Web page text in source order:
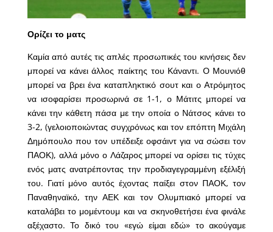
Ορίζει το ματς
Καμία από αυτές τις απλές προσωπικές του κινήσεις δεν
μπορεί να κάνει άλλος παίκτης του Κάναντι. Ο Μουνιόθ
μπορεί να βρει ένα καταπληκτικό σουτ και ο Ατρόμητος
να ισοφαρίσει προσωρινά σε 1-1, ο Μάτιτς μπορεί να
κάνει την κάθετη πάσα με την οποία ο Νάτσος κάνει το
3-2, (γελοιοποιώντας συγχρόνως και τον επόπτη Μιχάλη
Δημόπουλο που τον υπέδειξε οφσάιντ για να σώσει τον
ΠΑΟΚ), αλλά μόνο ο Λάζαρος μπορεί να ορίσει τις τύχες
ενός ματς ανατρέποντας την προδιαγεγραμμένη εξέλιξή
του. Γιατί μόνο αυτός έχοντας παίξει στον ΠΑΟΚ, τον
Παναθηναϊκό, την ΑΕΚ και τον Ολυμπιακό μπορεί να
καταλάβει το μομέντουμ και να σκηνοθετήσει ένα φινάλε
αξέχαστο. Το δικό του «εγώ είμαι εδώ» το ακούγαμε